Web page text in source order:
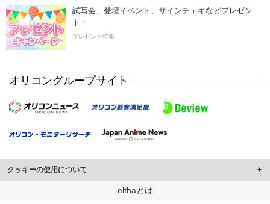
試写会、登壇イベント、サインチェキなどプレゼン
ト！
プレゼント特集
オリコングループサイト
クッキーの使用について
このサイトでは Cookie を使用して、ユーザーに合わせたコンテンツや広告の
elthaとは